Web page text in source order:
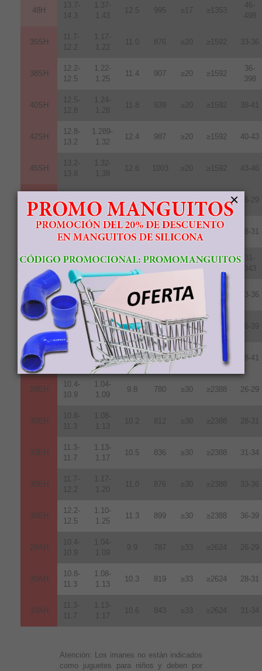
48H
13.7-
14.3
1.37-
1.43
12.5 995 ≥17 ≥1353
46-
498
35SH
11.7-
12.2
1.17-
1.22
11.0 876 ≥20 ≥1592 33-36
38SH
12.2-
12.5
1.22-
1.25
11.4 907 ≥20 ≥1592
36-
398
40SH
12.5-
12.8
1.24-
1.28
11.8 939 ≥20 ≥1592 38-41
42SH
12.8-
13.2
1.289-
1.32
12.4 987 ≥20 ≥1592 40-43
45SH
13.2-
13.8
1.32-
1.38
12.6 1003 ≥20 ≥1592 43-46
28UH
10.8
1.08
9.6 764 ≥25 ≥1990 26-29
10.8-
11.3
1.08-
1.13
10.2 812 ≥25 28-31
33UH
11.3-
11.7
1.13-
10.7 852 ≥25 ≥1990
31-
343
35UH
11.8-
12.2
1.18-
1.22
10.8 860 ≥25 ≥1990 33-36
12.2-
12.5
1.22-
1.25
11.0 876 ≥25 ≥1990 36-39
40UH
12.5-
1.24-
1.28
11.3 899 ≥25 ≥1990 38-41
28EH
10.4-
10.9
1.04-
1.09
9.8 780 ≥30 ≥2388 26-29
30EH
10.8-
11.3
1.08-
1.13
10.2 812 ≥30 ≥2388 28-31
33EH
11.3-
11.7
1.13-
1.17
10.5 836 ≥30 ≥2388 31-34
35EH
11.7-
12.2
1.17-
1.20
11.0 876 ≥30 ≥2388 33-36
38EH
12.2-
12.5
1.10-
1.25
11.3 899 ≥30 ≥2388 36-39
28AH
10.4-
10.9
1.04-
1.09
9.9 787 ≥33 ≥2624 26-29
30AH
10.8-
11.3
1.08-
1.13
10.3 819 ≥33 ≥2624 28-31
33AH
11.3-
11.7
1.13-
1.17
10.6 843 ≥33 ≥2624 31-34
Atención: Los imanes no están indicados
como juguetes para niños y deben por
×